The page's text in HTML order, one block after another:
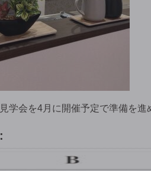
学会を4月に開催予定で準備を進